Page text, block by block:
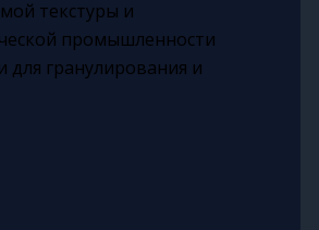
текстуры и
промышленности
гранулирования и